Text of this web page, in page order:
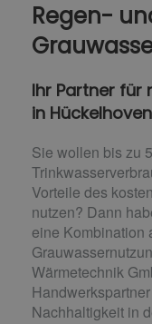
Regen-
Ihr Partner für
in Hückelhoven
Sie wollen bis zu
Vorteile des
nutzen? Dann
eine Kombination
Wärmetechnik
Nachhaltigkeit in